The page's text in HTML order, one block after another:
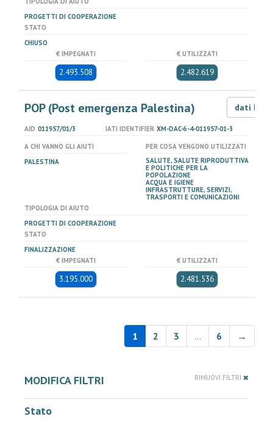
PROGETTI DI COOPERAZIONE
STATO
CHIUSO
€ IMPEGNATI
2.493.508
€ UTILIZZATI
2.482.619
POP (Post emergenza Palestina) dati LOD
AID 011957/01/3 IATI IDENTIFIER XM-DAC-6-4-011957-01-3
A CHI VANNO GLI AIUTI
PALESTINA
PER COSA VENGONO UTILIZZATI
SALUTE, SALUTE RIPRODUTTIVA
E POLITICHE PER LA
POPOLAZIONE
ACQUA E IGIENE
INFRASTRUTTURE, SERVIZI,
TRASPORTI E COMUNICAZIONI
TIPOLOGIA DI AIUTO
PROGETTI DI COOPERAZIONE
STATO
FINALIZZAZIONE
€ IMPEGNATI
3.195.000
€ UTILIZZATI
2.481.536
1 2 3 … 6 →
MODIFICA FILTRI RIMUOVI FILTRI
Stato